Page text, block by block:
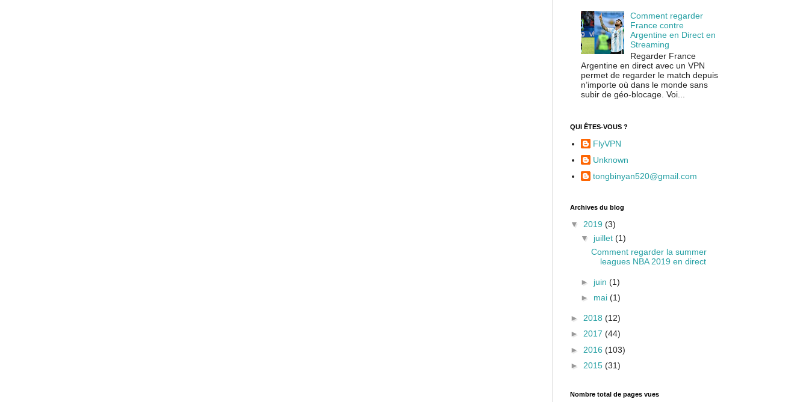
Comment regarder
France contre
Argentine en Direct en
Streaming
Regarder France
Argentine en direct avec un VPN
permet de regarder le match depuis
n’importe où dans le monde sans
subir de géo-blocage. Voi...
QUI ÊTES-VOUS ?
FlyVPN
Unknown
tongbinyan520@gmail.com
Archives du blog
▼ 2019 (3)
▼ juillet (1)
Comment regarder la summer
leagues NBA 2019 en direct
► juin (1)
► mai (1)
► 2018 (12)
► 2017 (44)
► 2016 (103)
► 2015 (31)
Nombre total de pages vues